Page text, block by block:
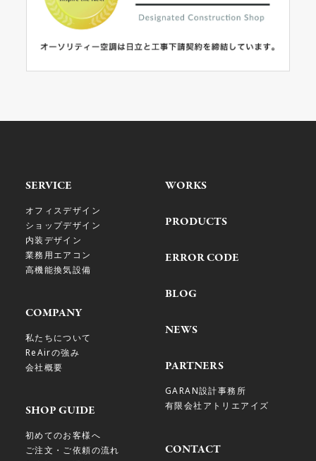
SERVICE
オフィスデザイン
ショップデザイン
内装デザイン
業務用エアコン
高機能換気設備
COMPANY
私たちについて
ReAirの強み
会社概要
SHOP GUIDE
初めてのお客様へ
ご注文・ご依頼の流れ
WORKS
PRODUCTS
ERROR CODE
BLOG
NEWS
PARTNERS
GARAN設計事務所
有限会社アトリエアイズ
CONTACT